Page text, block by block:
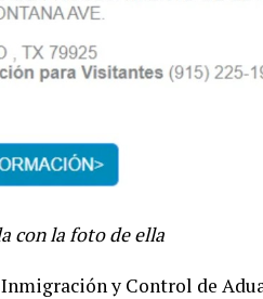
con la foto de ella
y Control de